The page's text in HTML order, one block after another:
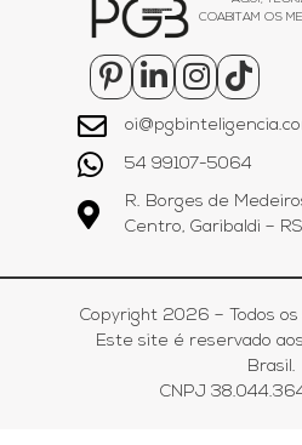
COABITAM OS
54 99107-5064
R. Borges de
Centro, Garibaldi –
Copyright 2026 – Todos
Este site é reservado
Brasil.
CNPJ